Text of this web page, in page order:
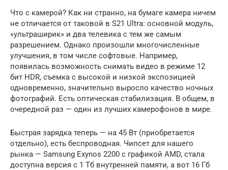
Что с камерой? Как ни странно, на бумаге камера ничем
не отличается от таковой в S21 Ultra: основной модуль,
«ультраширик» и два телевика с тем же самым
разрешением. Однако произошли многочисленные
улучшения, в том числе софтовые. Например,
появилась возможность снимать видео в режиме 12
бит HDR, съемка с высокой и низкой экспозицией
одновременно, значительно выросло качество ночных
фотографий. Есть оптическая стабилизация. В общем, в
очередной раз — один из лучших камерофонов в мире.
Быстрая зарядка теперь — на 45 Вт (приобретается
отдельно), есть беспроводная. Чипсет для нашего
рынка — Samsung Exynos 2200 с графикой AMD, стала
доступна версия с 1 Тб внутренней памяти, а вот 16 Гб